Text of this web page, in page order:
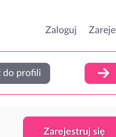
Zaloguj
do profili
Zarejestruj się